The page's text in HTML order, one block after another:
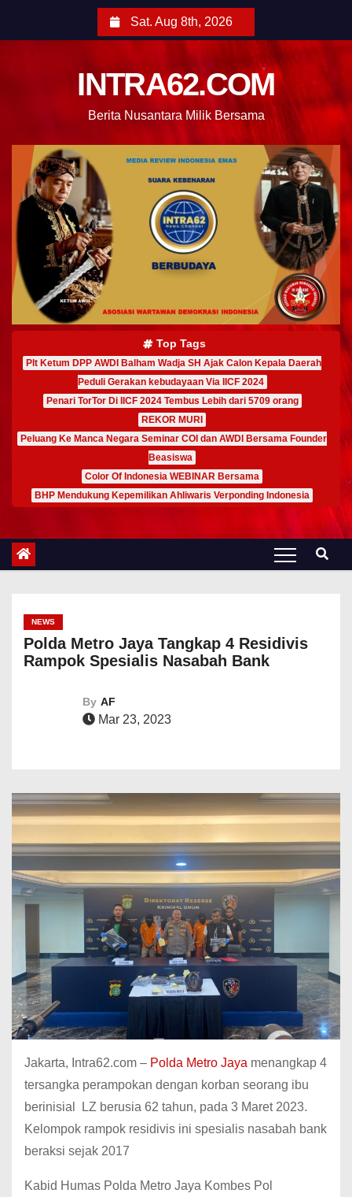
Sat. Aug 8th, 2026
INTRA62.COM
Berita Nusantara Milik Bersama
Top Tags
Plt Ketum DPP AWDI Balham Wadja SH Ajak Calon Kepala Daerah
Peduli Gerakan kebudayaan Via IICF 2024
Penari TorTor Di IICF 2024 Tembus Lebih dari 5709 orang
REKOR MURI
Peluang Ke Manca Negara Seminar COI dan AWDI Bersama Founder
Beasiswa
Color Of Indonesia WEBINAR Bersama
BHP Mendukung Kepemilikan Ahliwaris Verponding Indonesia
NEWS
Polda Metro Jaya Tangkap 4 Residivis
Rampok Spesialis Nasabah Bank
By AF
Mar 23, 2023
Jakarta, Intra62.com – Polda Metro Jaya menangkap 4
tersangka perampokan dengan korban seorang ibu
berinisial LZ berusia 62 tahun, pada 3 Maret 2023.
Kelompok rampok residivis ini spesialis nasabah bank
beraksi sejak 2017
Kabid Humas Polda Metro Jaya Kombes Pol